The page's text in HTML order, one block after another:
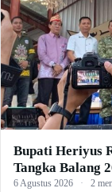
Bupati Heriyus
Tangka Balang
6 Agustus 2026 · 2